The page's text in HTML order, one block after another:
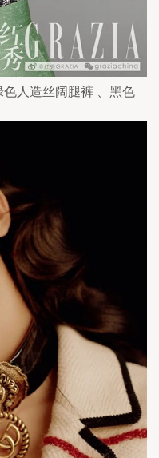
人造丝阔腿裤 、黑色